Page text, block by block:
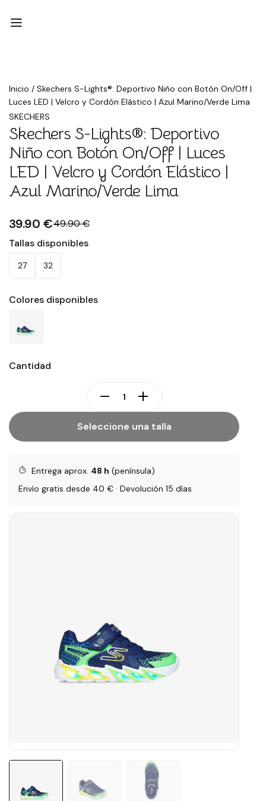
Inicio / Skechers S-Lights®: Deportivo Niño con Botón On/Off |
Luces LED | Velcro y Cordón Elástico | Azul Marino/Verde Lima
Rebajado
SKECHERS
Skechers S-Lights®: Deportivo
Niño con Botón On/Off | Luces
LED | Velcro y Cordón Elástico |
Azul Marino/Verde Lima
39.90 €49.90 €
Tallas disponibles
27 32
Colores disponibles
Cantidad
Seleccione una talla
Entrega aprox. 48 h (península)
Envío gratis desde 40 € · Devolución 15 días